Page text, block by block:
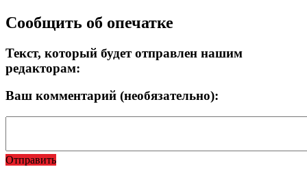
Сообщить об опечатке
Текст, который будет отправлен нашим
редакторам:
Ваш комментарий (необязательно):
Отправить